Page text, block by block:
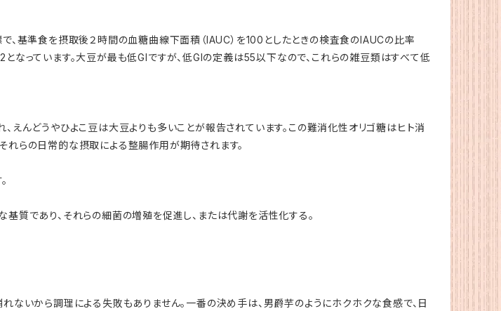
基準食を摂取後２時間の血糖曲線下面積（IAUC）を100としたときの検査食のIAUCの比率
となっています。大豆が最も低GIですが、低GIの定義は55以下なので、これらの雑豆類はすべて低
んどうやひよこ豆は大豆よりも多いことが報告されています。この難消化性オリゴ糖はヒト消
れらの日常的な摂取による整腸作用が期待されます。
質であり、それらの細菌の増殖を促進し、または代謝を活性化する。
ないから調理による失敗もありません。一番の決め手は、男爵芋のようにホクホクな食感で、日